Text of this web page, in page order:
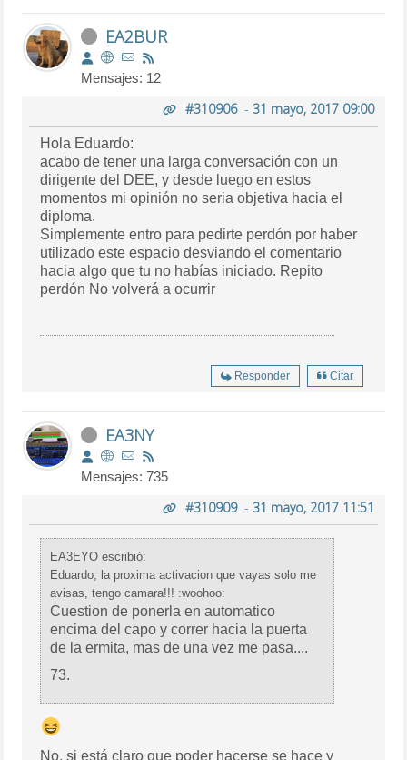
EA2BUR
Mensajes: 12
#310906- 31 mayo, 2017 09:00
Hola Eduardo:
acabo de tener una larga conversación con un
dirigente del DEE, y desde luego en estos
momentos mi opinión no seria objetiva hacia el
diploma.
Simplemente entro para pedirte perdón por haber
utilizado este espacio desviando el comentario
hacia algo que tu no habías iniciado. Repito
perdón No volverá a ocurrir
Responder Citar
EA3NY
Mensajes: 735
#310909- 31 mayo, 2017 11:51
EA3EYO escribió:
Eduardo, la proxima activacion que vayas solo me
avisas, tengo camara!!! :woohoo:
Cuestion de ponerla en automatico
encima del capo y correr hacia la puerta
de la ermita, mas de una vez me pasa....
73.
No, si está claro que poder hacerse se hace y